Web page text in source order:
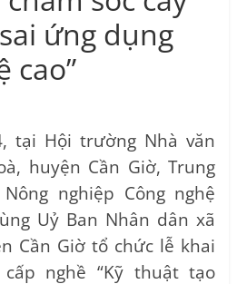
ứng dụng
cao”
tại Hội trường Nhà văn
huyện Cần Giờ, Trung
nghiệp Công nghệ
Uỷ Ban Nhân dân xã
Cần Giờ tổ chức lễ khai
nghề “Kỹ thuật tạo